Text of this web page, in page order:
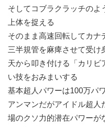
そしてコブラクラッチのよ
上体を捉える
そのまま高速回転してカナ
三半規管を麻痺させて受け
天から叩き付ける「カリビ
い技をおみまいする
基本超人パワーは100万パ
アンマンだがアイドル超人
場のクソ力的潜在パワーが